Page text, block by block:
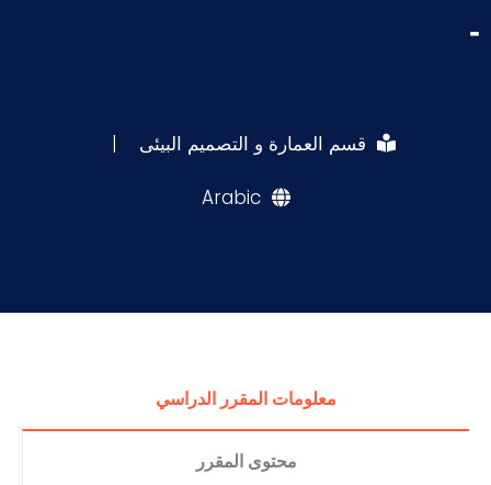
-
قسم العمارة و التصميم البيئى |
Arabic
معلومات المقرر الدراسي
محتوى المقرر